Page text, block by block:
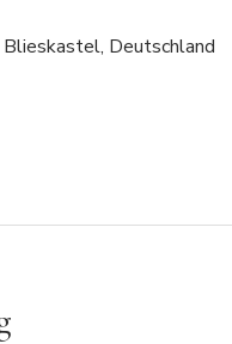
Deutschland